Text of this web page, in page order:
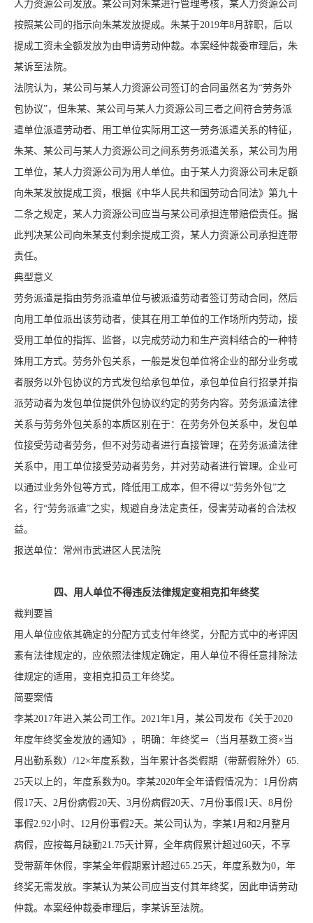
人力资源公司发放。某公司对朱某进行管理考核，某人力资源公司
按照某公司的指示向朱某发放提成。朱某于2019年8月辞职，后以
提成工资未全额发放为由申请劳动仲裁。本案经仲裁委审理后，朱
某诉至法院。
法院认为，某公司与某人力资源公司签订的合同虽然名为“劳务外
包协议”，但朱某、某公司与某人力资源公司三者之间符合劳务派
遣单位派遣劳动者、用工单位实际用工这一劳务派遣关系的特征，
朱某、某公司与某人力资源公司之间系劳务派遣关系，某公司为用
工单位，某人力资源公司为用人单位。由于某人力资源公司未足额
向朱某发放提成工资，根据《中华人民共和国劳动合同法》第九十
二条之规定，某人力资源公司应当与某公司承担连带赔偿责任。据
此判决某公司向朱某支付剩余提成工资，某人力资源公司承担连带
责任。
典型意义
劳务派遣是指由劳务派遣单位与被派遣劳动者签订劳动合同，然后
向用工单位派出该劳动者，使其在用工单位的工作场所内劳动，接
受用工单位的指挥、监督，以完成劳动力和生产资料结合的一种特
殊用工方式。劳务外包关系，一般是发包单位将企业的部分业务或
者服务以外包协议的方式发包给承包单位，承包单位自行招录并指
派劳动者为发包单位提供外包协议约定的劳务内容。劳务派遣法律
关系与劳务外包关系的本质区别在于：在劳务外包关系中，发包单
位接受劳动者劳务，但不对劳动者进行直接管理；在劳务派遣法律
关系中，用工单位接受劳动者劳务，并对劳动者进行管理。企业可
以通过业务外包等方式，降低用工成本，但不得以“劳务外包”之
名，行“劳务派遣”之实，规避自身法定责任，侵害劳动者的合法权
益。
报送单位：常州市武进区人民法院
四、用人单位不得违反法律规定变相克扣年终奖
裁判要旨
用人单位应依其确定的分配方式支付年终奖，分配方式中的考评因
素有法律规定的，应依照法律规定确定，用人单位不得任意排除法
律规定的适用，变相克扣员工年终奖。
简要案情
李某2017年进入某公司工作。2021年1月，某公司发布《关于2020
年度年终奖金发放的通知》，明确：年终奖＝（当月基数工资×当
月出勤系数）/12×年度系数，当年累计各类假期（带薪假除外）65.
25天以上的，年度系数为0。李某2020年全年请假情况为：1月份病
假17天、2月份病假20天、3月份病假20天、7月份事假1天、8月份
事假2.92小时、12月份事假2天。某公司认为，李某1月和2月整月
病假，应按每月缺勤21.75天计算，全年病假累计超过60天，不享
受带薪年休假，李某全年假期累计超过65.25天，年度系数为0，年
终奖无需发放。李某认为某公司应当支付其年终奖，因此申请劳动
仲裁。本案经仲裁委审理后，李某诉至法院。